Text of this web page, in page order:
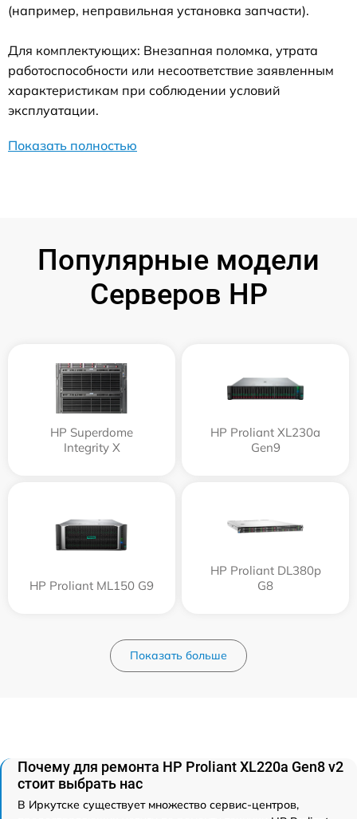
(например, неправильная установка запчасти).
Для комплектующих: Внезапная поломка, утрата
работоспособности или несоответствие заявленным
характеристикам при соблюдении условий
эксплуатации.
Показать полностью
Популярные модели
Серверов HP
HP Superdome
Integrity Х
HP Proliant XL230a
Gen9
HP Proliant ML150 G9
HP Proliant DL380p
G8
Показать больше
Почему для ремонта HP Proliant XL220a Gen8 v2
стоит выбрать нас
В Иркутске существует множество сервис-центров,